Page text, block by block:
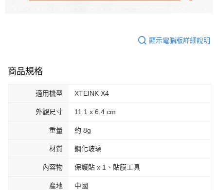
顯示電腦版詳細說明
商品規格
適用機型 XTEINK X4
外觀尺寸 11.1 x 6.4 cm
重量 約 8g
材質 鋼化玻璃
內容物 保護貼 x 1、貼膜工具
產地 中國